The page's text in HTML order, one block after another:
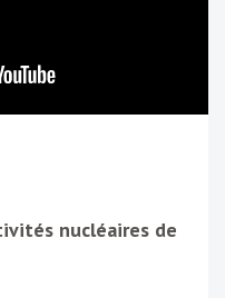
nucléaires de